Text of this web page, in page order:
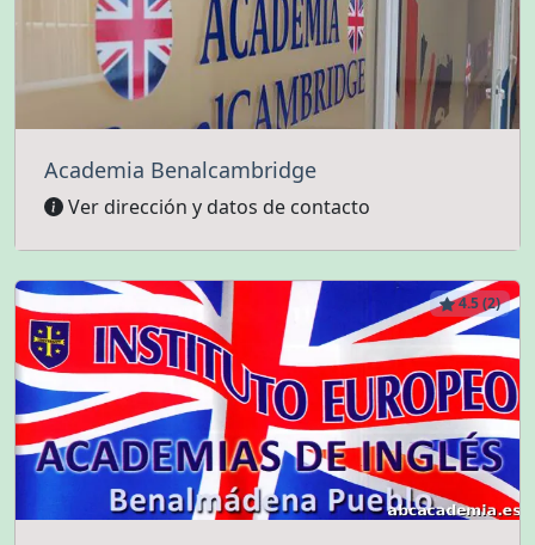
Academia Benalcambridge
Ver dirección y datos de contacto
4.5 (2)